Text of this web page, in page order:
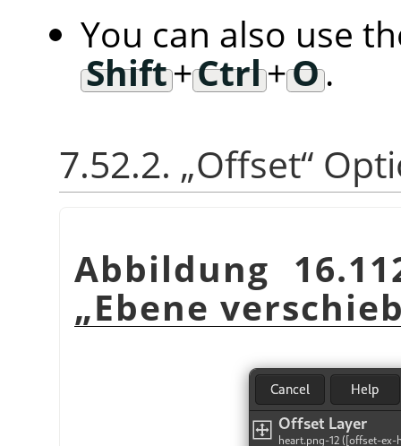
You can also use
Shift+Ctrl+O.
7.52.2. „Offset“
Abbildung
„Ebene